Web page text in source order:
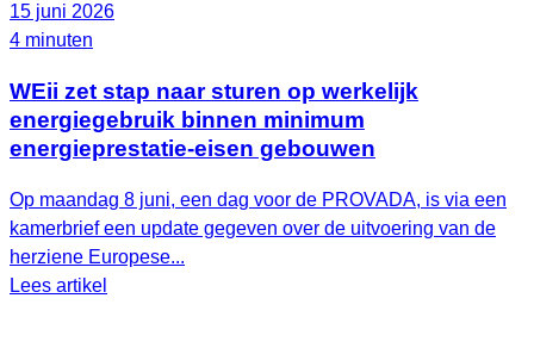
15 juni 2026
4 minuten
WEii zet stap naar sturen op werkelijk
energiegebruik binnen minimum
energieprestatie-eisen gebouwen
Op maandag 8 juni, een dag voor de PROVADA, is via een
kamerbrief een update gegeven over de uitvoering van de
herziene Europese...
Lees artikel